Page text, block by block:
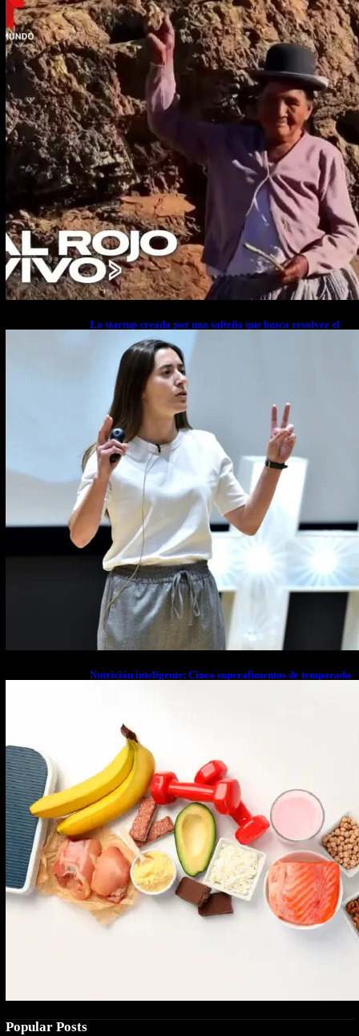
La startup creada por una salteña que busca resolver el
estrés financiero en Latinoamérica
Nutrición inteligente: Cinco superalimentos de temporada
Popular Posts